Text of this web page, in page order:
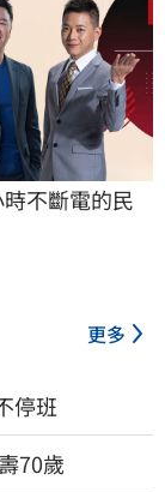
不斷電的民
更多
停班
70歲